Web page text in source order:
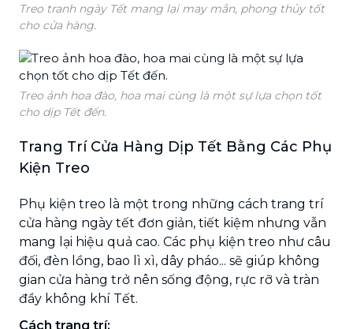
Treo tranh ngày Tết mang lại may mắn, phong thủy tốt
cho cửa hàng.
Treo ảnh hoa đào, hoa mai cùng là một sự lựa chọn tốt
cho dịp Tết đến.
Trang Trí Cửa Hàng Dịp Tết Bằng Các Phụ
Kiện Treo
Phụ kiện treo là một trong những cách trang trí
cửa hàng ngày tết đơn giản, tiết kiệm nhưng vẫn
mang lại hiệu quả cao. Các phụ kiện treo như câu
đối, đèn lồng, bao lì xì, dây pháo... sẽ giúp không
gian cửa hàng trở nên sống động, rực rỡ và tràn
đầy không khí Tết.
Cách trang trí: